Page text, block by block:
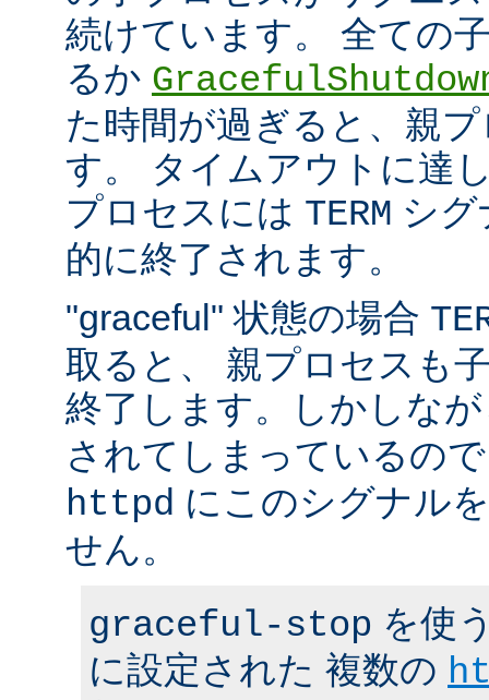
続けています。 全ての
るか
た時間が過ぎると、親
す。 タイムアウトに達
プロセスには TERM シ
的に終了されます。
"graceful" 状態の場合
取ると、 親プロセスも
終了します。しかしな
されてしまっているの
httpd にこのシグナル
せん。
graceful-stop を使
に設定された 複数の